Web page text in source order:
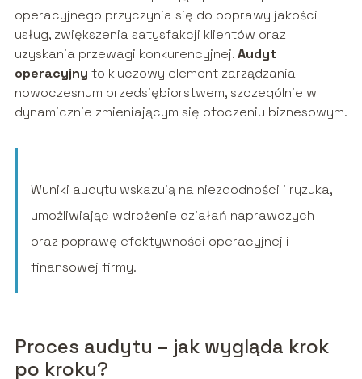
operacyjnego przyczynia się do poprawy jakości
usług, zwiększenia satysfakcji klientów oraz
uzyskania przewagi konkurencyjnej.Audyt
operacyjny to kluczowy element zarządzania
nowoczesnym przedsiębiorstwem, szczególnie w
dynamicznie zmieniającym się otoczeniu biznesowym.
Wyniki audytu wskazują na niezgodności i ryzyka,
umożliwiając wdrożenie działań naprawczych
oraz poprawę efektywności operacyjnej i
finansowej firmy.
Proces audytu – jak wygląda krok
po kroku?